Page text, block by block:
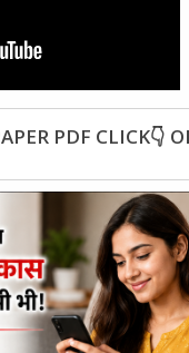
PDF CLICK👇